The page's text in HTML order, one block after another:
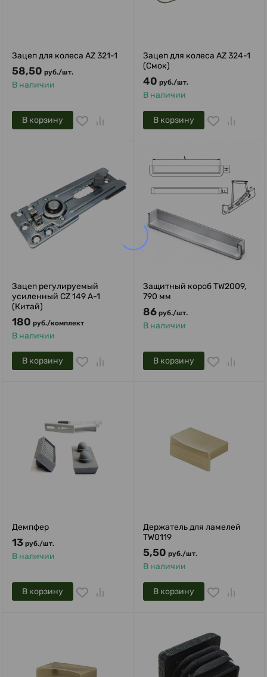
Зацеп для колеса AZ 321-1
58,50 руб./шт.
В наличии
В корзину
Зацеп для колеса AZ 324-1
(Смок)
40 руб./шт.
В наличии
В корзину
Зацеп регулируемый
усиленный CZ 149 A-1
(Китай)
180 руб./комплект
В наличии
В корзину
Защитный короб TW2009,
790 мм
86 руб./шт.
В наличии
В корзину
Демпфер
13 руб./шт.
В наличии
В корзину
Держатель для ламелей
TW0119
5,50 руб./шт.
В наличии
В корзину